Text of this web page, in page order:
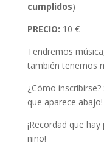
cumplidos)
PRECIO: 10 €
Tendremos
también tenemos
¿Cómo
que aparece abajo!
¡Recordad que
niño!